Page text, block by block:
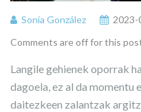
Sonia González 2023-
Comments are off for this
Langile gehienek oporrak
dagoela, ez al da momentu
daitezkeen zalantzak